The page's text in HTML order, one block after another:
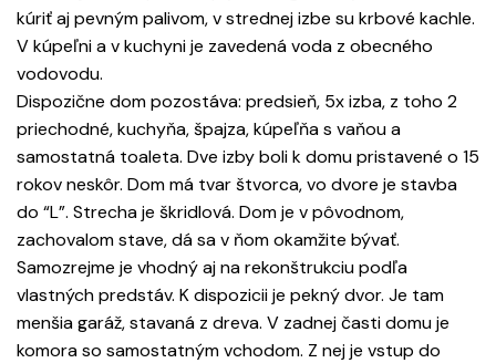
kúriť aj pevným palivom, v strednej izbe su krbové kachle.
V kúpeľni a v kuchyni je zavedená voda z obecného
vodovodu.
Dispozične dom pozostáva: predsieň, 5x izba, z toho 2
priechodné, kuchyňa, špajza, kúpeľňa s vaňou a
samostatná toaleta. Dve izby boli k domu pristavené o 15
rokov neskôr. Dom má tvar štvorca, vo dvore je stavba
do “L”. Strecha je škridlová. Dom je v pôvodnom,
zachovalom stave, dá sa v ňom okamžite bývať.
Samozrejme je vhodný aj na rekonštrukciu podľa
vlastných predstáv. K dispozicii je pekný dvor. Je tam
menšia garáž, stavaná z dreva. V zadnej časti domu je
komora so samostatným vchodom. Z nej je vstup do